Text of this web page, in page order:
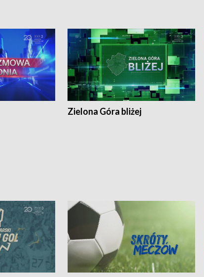
Zielona Góra bliżej